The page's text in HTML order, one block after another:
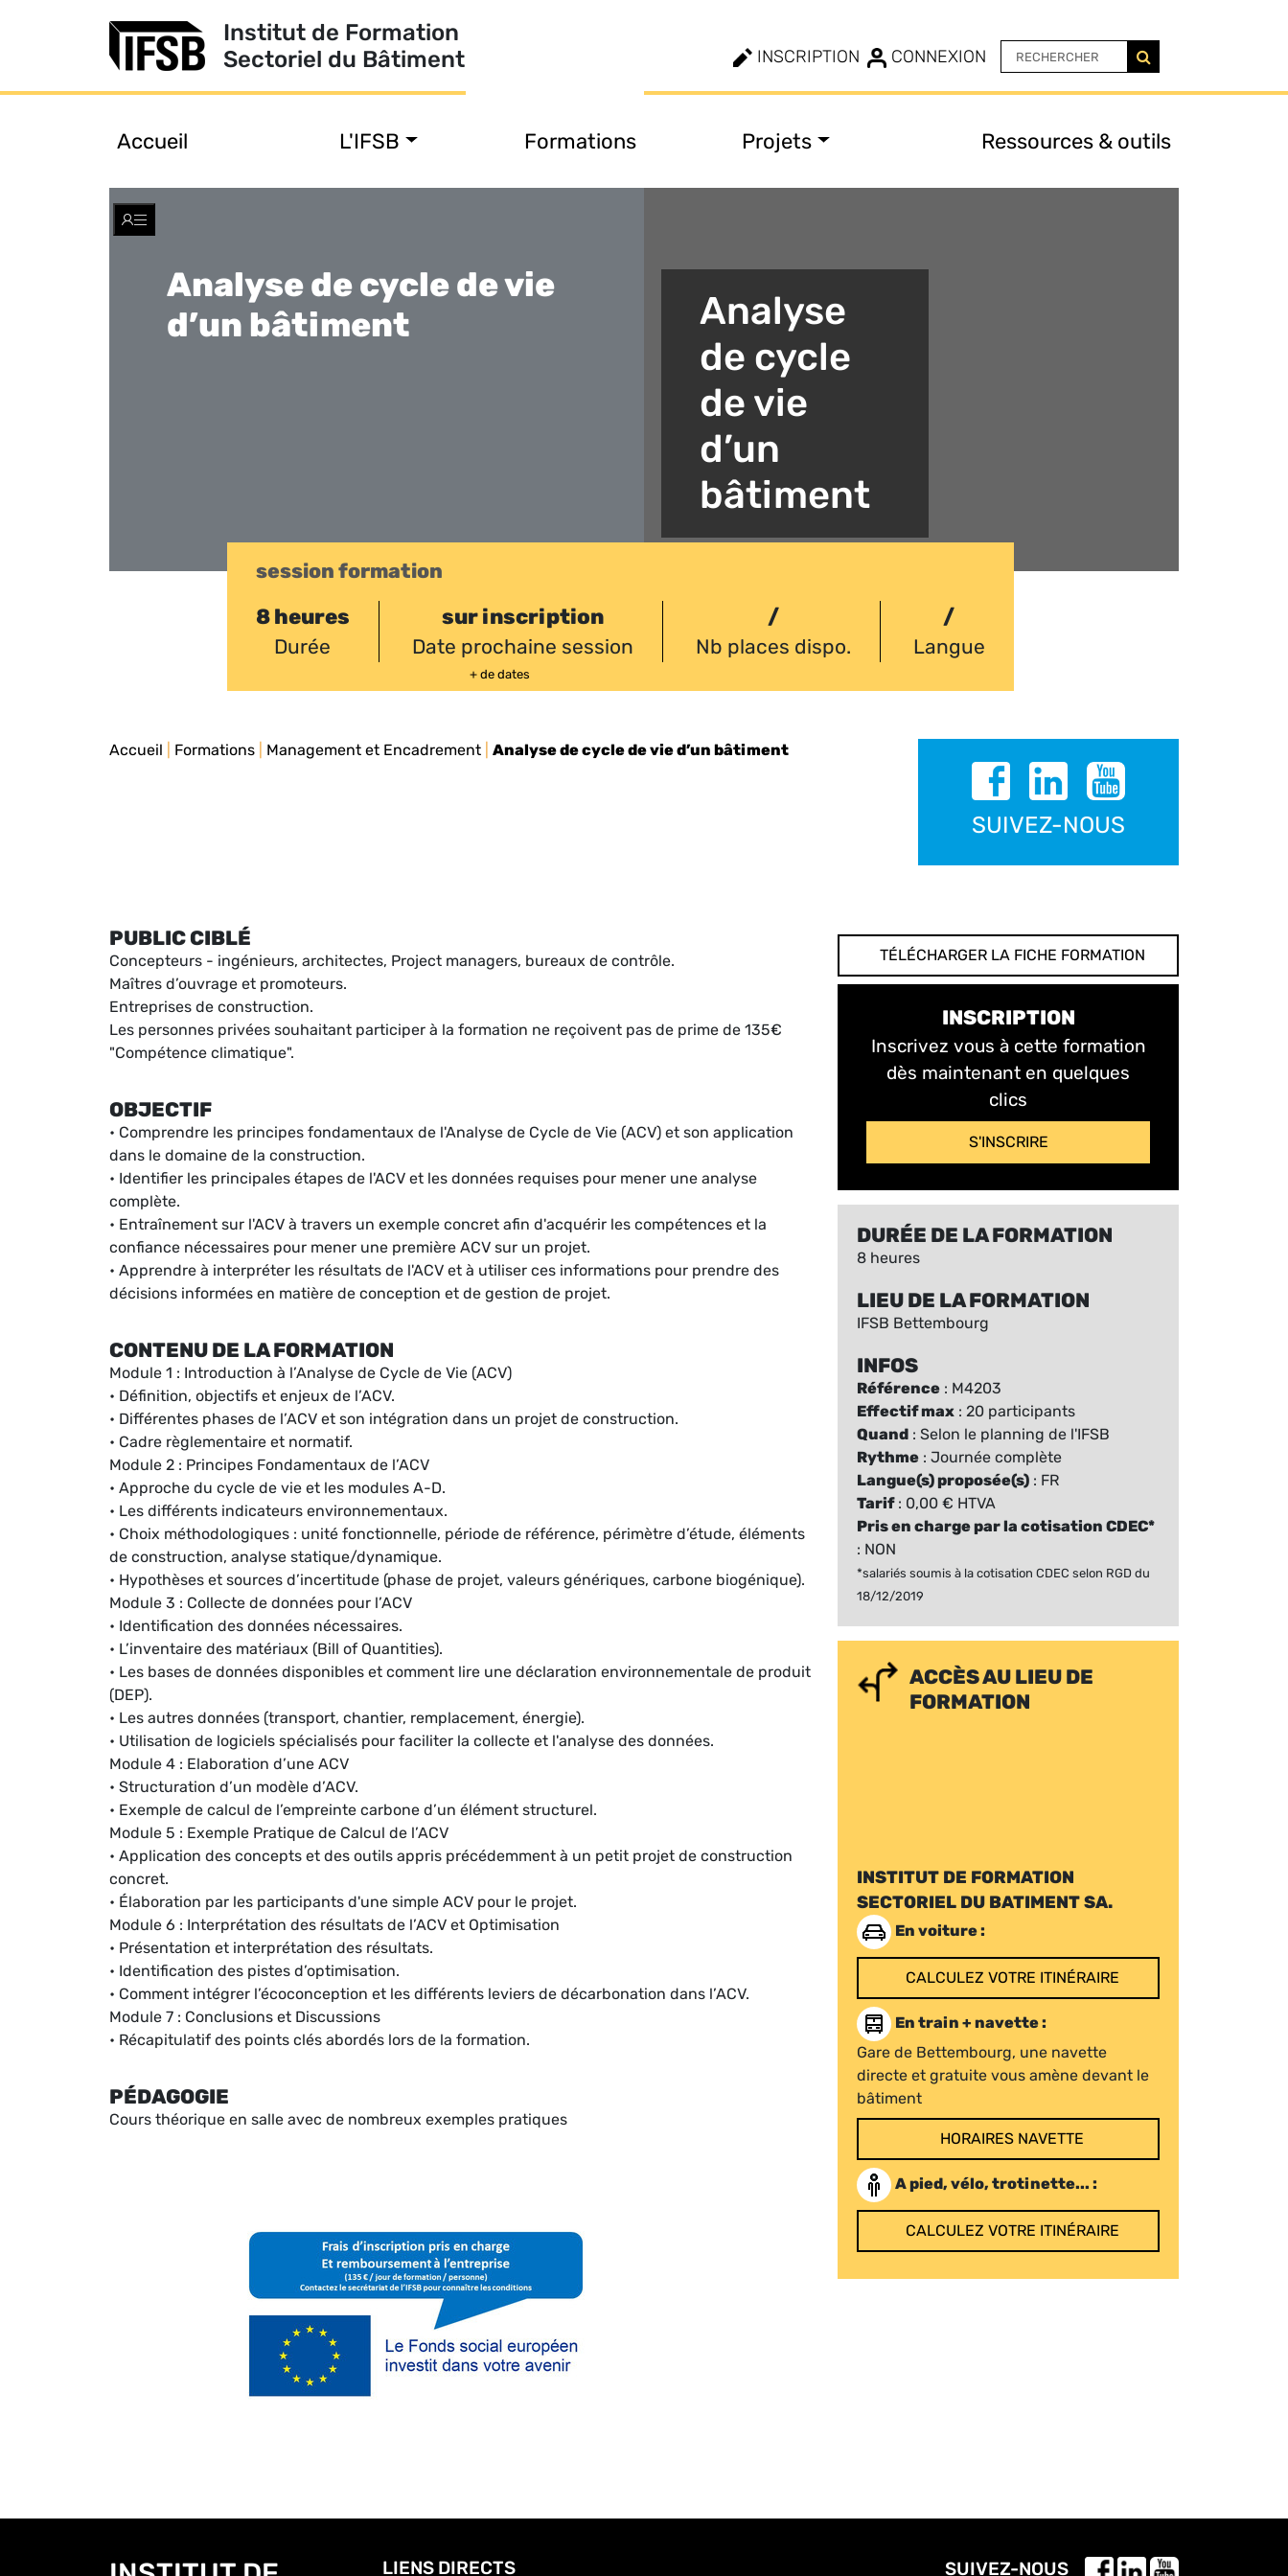
Institut de Formation
Sectoriel du Bâtiment
INSCRIPTION CONNEXION
Accueil L'IFSB Formations Projets Ressources & outils
Toggle
Analyse de cycle de vie
d’un bâtiment
Analyse
de cycle
de vie
d’un
bâtiment
session formation
8 heures
Durée
sur inscription
Date prochaine session
+ de dates
/
Nb places dispo.
/
Langue
Accueil Formations Management et Encadrement Analyse de cycle de vie d’un bâtiment
SUIVEZ-NOUS
PUBLIC CIBLÉ
Concepteurs - ingénieurs, architectes, Project managers, bureaux de contrôle.
Maîtres d’ouvrage et promoteurs.
Entreprises de construction.
Les personnes privées souhaitant participer à la formation ne reçoivent pas de prime de 135€
"Compétence climatique".
OBJECTIF
• Comprendre les principes fondamentaux de l'Analyse de Cycle de Vie (ACV) et son application
dans le domaine de la construction.
• Identifier les principales étapes de l'ACV et les données requises pour mener une analyse
complète.
• Entraînement sur l'ACV à travers un exemple concret afin d'acquérir les compétences et la
confiance nécessaires pour mener une première ACV sur un projet.
• Apprendre à interpréter les résultats de l'ACV et à utiliser ces informations pour prendre des
décisions informées en matière de conception et de gestion de projet.
CONTENU DE LA FORMATION
Module 1 : Introduction à l’Analyse de Cycle de Vie (ACV)
• Définition, objectifs et enjeux de l’ACV.
• Différentes phases de l’ACV et son intégration dans un projet de construction.
• Cadre règlementaire et normatif.
Module 2 : Principes Fondamentaux de l’ACV
• Approche du cycle de vie et les modules A-D.
• Les différents indicateurs environnementaux.
• Choix méthodologiques : unité fonctionnelle, période de référence, périmètre d’étude, éléments
de construction, analyse statique/dynamique.
• Hypothèses et sources d’incertitude (phase de projet, valeurs génériques, carbone biogénique).
Module 3 : Collecte de données pour l’ACV
• Identification des données nécessaires.
• L’inventaire des matériaux (Bill of Quantities).
• Les bases de données disponibles et comment lire une déclaration environnementale de produit
(DEP).
• Les autres données (transport, chantier, remplacement, énergie).
• Utilisation de logiciels spécialisés pour faciliter la collecte et l'analyse des données.
Module 4 : Elaboration d’une ACV
• Structuration d’un modèle d’ACV.
• Exemple de calcul de l’empreinte carbone d’un élément structurel.
Module 5 : Exemple Pratique de Calcul de l’ACV
• Application des concepts et des outils appris précédemment à un petit projet de construction
concret.
• Élaboration par les participants d'une simple ACV pour le projet.
Module 6 : Interprétation des résultats de l’ACV et Optimisation
• Présentation et interprétation des résultats.
• Identification des pistes d’optimisation.
• Comment intégrer l’écoconception et les différents leviers de décarbonation dans l’ACV.
Module 7 : Conclusions et Discussions
• Récapitulatif des points clés abordés lors de la formation.
PÉDAGOGIE
Cours théorique en salle avec de nombreux exemples pratiques
TÉLÉCHARGER LA FICHE FORMATION
INSCRIPTION
Inscrivez vous à cette formation
dès maintenant en quelques
clics
S'INSCRIRE
DURÉE DE LA FORMATION
8 heures
LIEU DE LA FORMATION
IFSB Bettembourg
INFOS
Référence : M4203
Effectif max : 20 participants
Quand : Selon le planning de l'IFSB
Rythme : Journée complète
Langue(s) proposée(s) : FR
Tarif: 0,00 € HTVA
Pris en charge par la cotisation CDEC*
: NON
*salariés soumis à la cotisation CDEC selon RGD du
18/12/2019
ACCÈS AU LIEU DE
FORMATION
INSTITUT DE FORMATION
SECTORIEL DU BATIMENT SA.
En voiture :
CALCULEZ VOTRE ITINÉRAIRE
En train + navette :
Gare de Bettembourg, une navette
directe et gratuite vous amène devant le
bâtiment
HORAIRES NAVETTE
A pied, vélo, trotinette... :
CALCULEZ VOTRE ITINÉRAIRE
LIENS DIRECTS SUIVEZ-NOUS